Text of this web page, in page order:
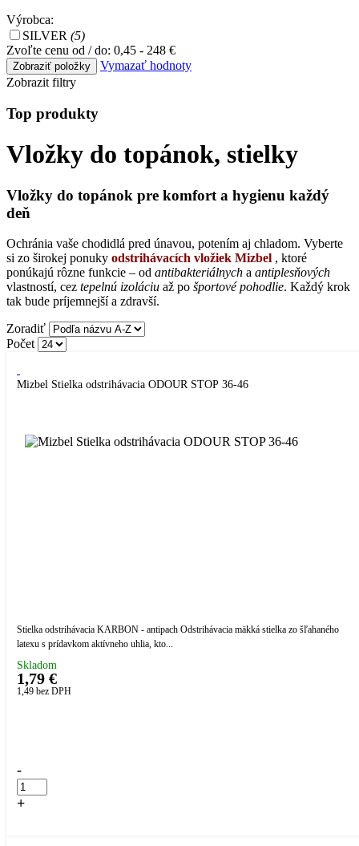
Výrobca:
SILVER (5)
Zvoľte cenu od / do: 0,45 - 248 €
Vymazať hodnoty
Zobrazit filtry
Top produkty
Vložky do topánok, stielky
Vložky do topánok pre komfort a hygienu každý
deň
Ochránia vaše chodidlá pred únavou, potením aj chladom. Vyberte
si zo širokej ponuky odstrihávacích vložiek Mizbel , ktoré
ponúkajú rôzne funkcie – od antibakteriálnych a antiplesňových
vlastností, cez tepelnú izoláciu až po športové pohodlie. Každý krok
tak bude príjemnejší a zdravší.
Zoradiť
Počet
Mizbel Stielka odstrihávacia ODOUR STOP 36-46
Stielka odstrihávacia KARBON - antipach Odstrihávacia mäkká stielka zo šľahaného
latexu s prídavkom aktívneho uhlia, kto...
Skladom
1,79 €
1,49 bez DPH
-
+